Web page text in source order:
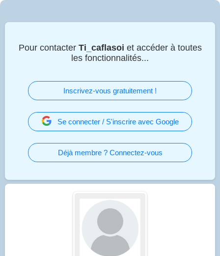
Pour contacter Ti_caflasoi et accéder à toutes
les fonctionnalités...
Inscrivez-vous gratuitement !
Se connecter / S'inscrire avec Google
Déjà membre ? Connectez-vous